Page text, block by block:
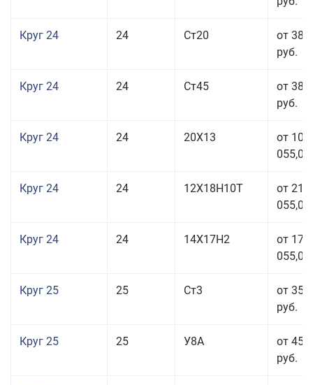
Круг 24 24 Ст20
от 38
руб.
Круг 24 24 Ст45
от 38
руб.
Круг 24 24 20Х13
от 103
055,00
Круг 24 24 12Х18Н10Т
от 211
055,00
Круг 24 24 14Х17Н2
от 178
055,00
Круг 25 25 Ст3
от 35
руб.
Круг 25 25 У8А
от 45
руб.